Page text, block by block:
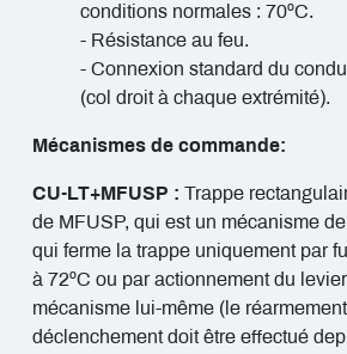
conditions normales : 70ºC.
- Résistance au feu.
- Connexion standard du
(col droit à chaque extrémité).
Mécanismes de commande:
CU-LT+MFUSP : Trappe
de MFUSP, qui est un mécanisme
qui ferme la trappe uniquement par
à 72ºC ou par actionnement du
mécanisme lui-même (le
déclenchement doit être effectué